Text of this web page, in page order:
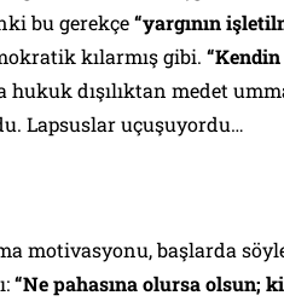
bu gerekçe“yargının
kılarmış gibi.
hukuk dışılıktan medet
Lapsuslar uçuşuyordu…
motivasyonu, başlarda
“Ne pahasına olursa olsun;